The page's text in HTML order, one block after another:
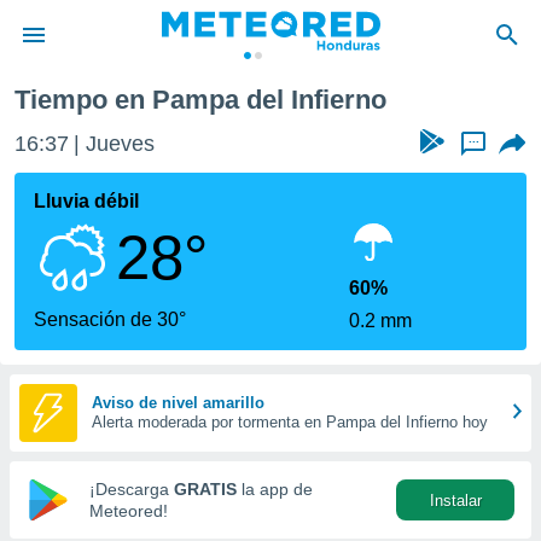
de
ha sido
para
que se
calidad.
a este
las
y
forma
digital
basada
Tiempo en Pampa del Infierno
16:37 Jueves ...
Lluvia débil
28°
Sensación de 30°
60%
0.2 mm
Aviso de nivel amarillo
Alerta moderada por tormenta en Pampa del Infierno hoy
¡Descarga GRATIS la app de
Meteored!
Instalar